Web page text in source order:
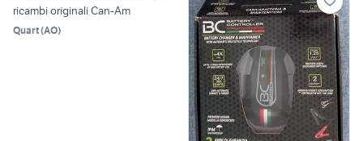
ricambi originali Can-Am
Quart(AO)